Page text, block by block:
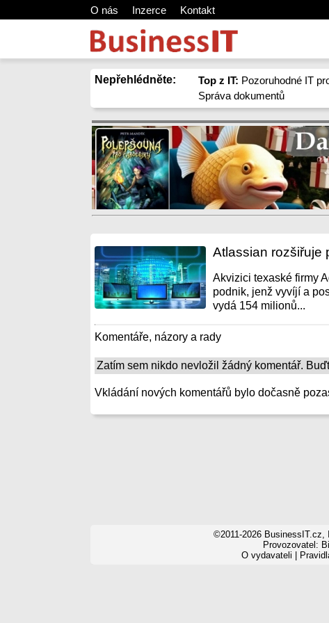
O nás Inzerce Kontakt
Nepřehlédněte: Top z IT: Pozoruhodné IT
Správa dokumentů
Atlassian rozšiřuje
Akvizici texaské firmy
podnik, jenž vyvíjí a
vydá 154 milionů...
Komentáře, názory a rady
Zatím sem nikdo nevložil žádný komentář.
Vkládání nových komentářů bylo dočasně
©2011-2026
Provozovatel:
O vydavateli